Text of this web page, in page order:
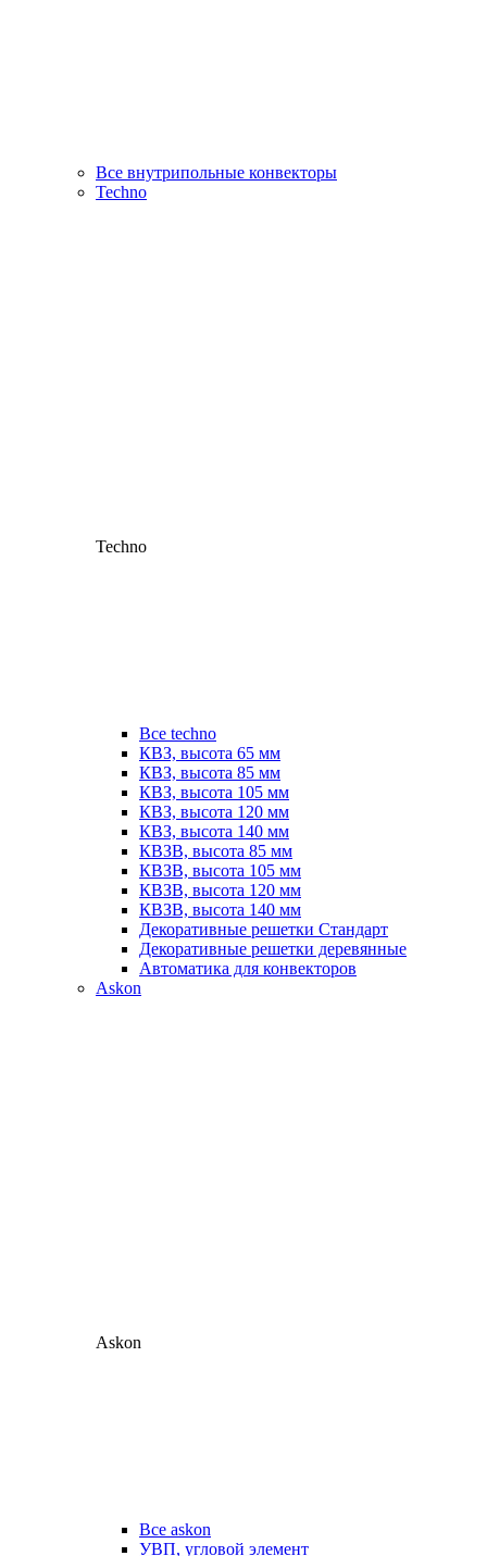
Все внутрипольные конвекторы
Techno
Techno
Все techno
КВЗ, высота 65 мм
КВЗ, высота 85 мм
КВЗ, высота 105 мм
КВЗ, высота 120 мм
КВЗ, высота 140 мм
КВЗВ, высота 85 мм
КВЗВ, высота 105 мм
КВЗВ, высота 120 мм
КВЗВ, высота 140 мм
Декоративные решетки Стандарт
Декоративные решетки деревянные
Автоматика для конвекторов
Askon
Askon
Все askon
УВП, угловой элемент